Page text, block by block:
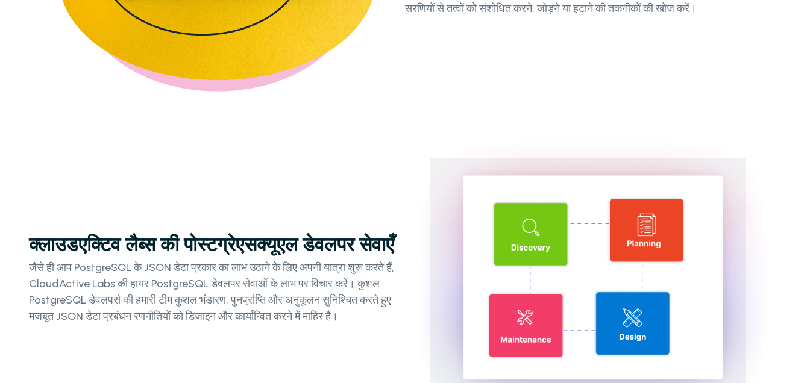
सरणियों से तत्वों को संशोधित करने, जोड़ने या हटाने की तकनीकों की खोज करें।
क्लाउडएक्टिव लैब्स की पोस्टग्रेएसक्यूएल डेवलपर सेवाएँ
जैसे ही आप PostgreSQL के JSON डेटा प्रकार का लाभ उठाने के लिए अपनी यात्रा शुरू करते हैं,
CloudActive Labs की हायर PostgreSQL डेवलपर सेवाओं के लाभ पर विचार करें। कुशल
PostgreSQL डेवलपर्स की हमारी टीम कुशल भंडारण, पुनर्प्राप्ति और अनुकूलन सुनिश्चित करते हुए
मजबूत JSON डेटा प्रबंधन रणनीतियों को डिजाइन और कार्यान्वित करने में माहिर है।